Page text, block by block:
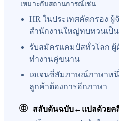
เหมาะกับสถานการณ์เช่น
HR ในประเทศคัดกรอง
สำนักงานใหญ่ทบทวนเป็
รับสมัครแคมปัสทั่วโลก
ทำงานคู่ขนาน
เอเจนซี่สัมภาษณ์ภาษาห
ลูกค้าต้องการอีกภาษา
🌐 สลับต้นฉบับ↔แปลด้วยค